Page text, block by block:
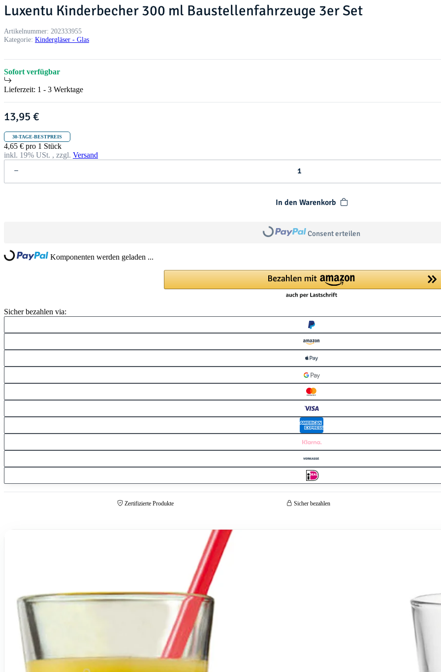
Luxentu Kinderbecher 300 ml Baustellenfahrzeuge 3er Set
Artikelnummer: 202333955
Kategorie: Kindergläser - Glas
Sofort verfügbar
Lieferzeit: 1 - 3 Werktage
13,95 €
30-TAGE-BESTPREIS
4,65 € pro 1 Stück
inkl. 19% USt. , zzgl. Versand
In den Warenkorb
Loading... Consent erteilen
Komponenten werden geladen ...
Sicher bezahlen via:
Zertifizierte Produkte Sicher bezahlen